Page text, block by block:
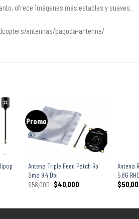
ofrece imágenes más estables y suaves.
antennas/pagoda-antenna/
Promo
Antena Triple Feed Patch Rp
Sma 9.4 Dbi
$58,000 $40,000
Antena
5.8G
$